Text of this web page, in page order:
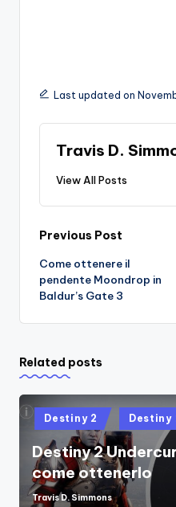
Last updated on
Travis D.
View All Posts
Post
navigation
Previous Post
Come ottenere il
pendente Moondrop in
Baldur’s Gate 3
Related posts
Posted
in
Destiny 2 Destiny
Destiny 2
come ottenerlo
Posted
Travis D. Simmons